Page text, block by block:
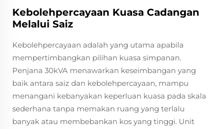
Kebolehpercayaan Kuasa Cadangan
Melalui Saiz
Kebolehpercayaan adalah yang utama apabila
mempertimbangkan pilihan kuasa simpanan.
Penjana 30kVA menawarkan keseimbangan yang
baik antara saiz dan kebolehpercayaan, mampu
menangani kebanyakan keperluan kuasa pada skala
sederhana tanpa memakan ruang yang terlalu
banyak atau membebankan kos yang tinggi. Unit